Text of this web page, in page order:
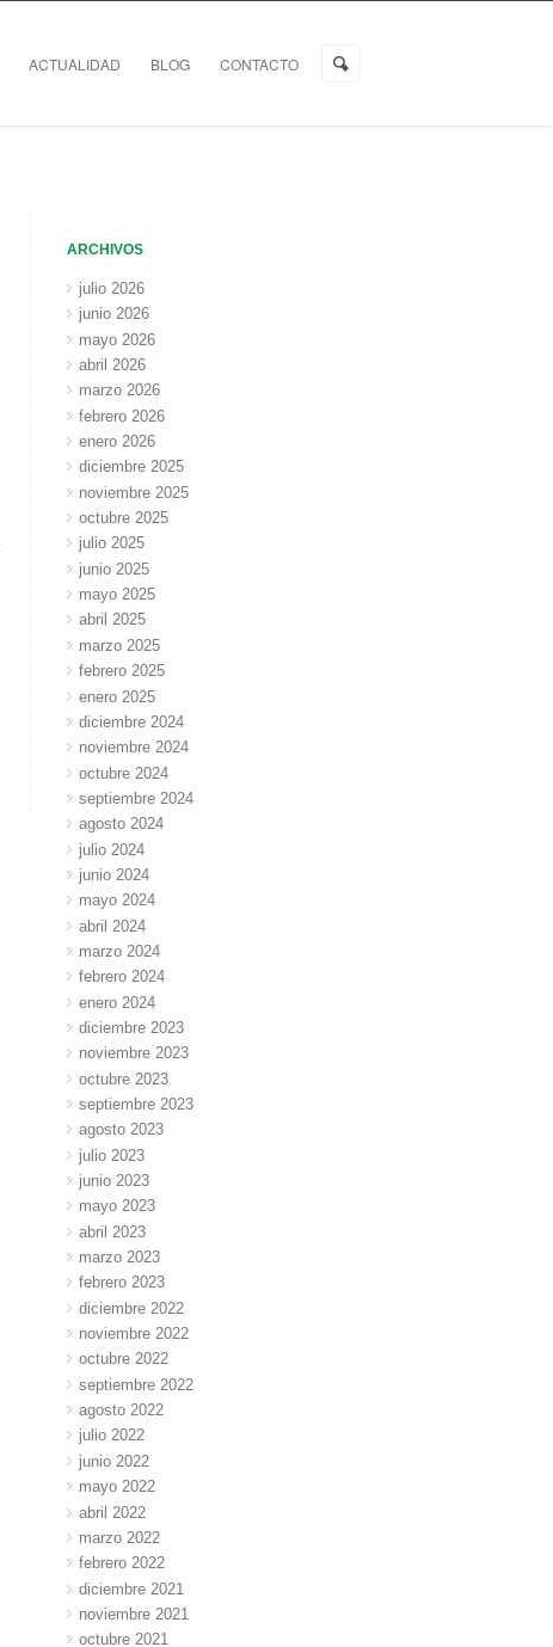
ACTUALIDAD BLOG CONTACTO
ARCHIVOS
julio 2026
junio 2026
mayo 2026
abril 2026
marzo 2026
febrero 2026
enero 2026
diciembre 2025
noviembre 2025
octubre 2025
julio 2025
junio 2025
mayo 2025
abril 2025
marzo 2025
febrero 2025
enero 2025
diciembre 2024
noviembre 2024
octubre 2024
septiembre 2024
agosto 2024
julio 2024
junio 2024
mayo 2024
abril 2024
marzo 2024
febrero 2024
enero 2024
diciembre 2023
noviembre 2023
octubre 2023
septiembre 2023
agosto 2023
julio 2023
junio 2023
mayo 2023
abril 2023
marzo 2023
febrero 2023
diciembre 2022
noviembre 2022
octubre 2022
septiembre 2022
agosto 2022
julio 2022
junio 2022
mayo 2022
abril 2022
marzo 2022
febrero 2022
diciembre 2021
noviembre 2021
octubre 2021